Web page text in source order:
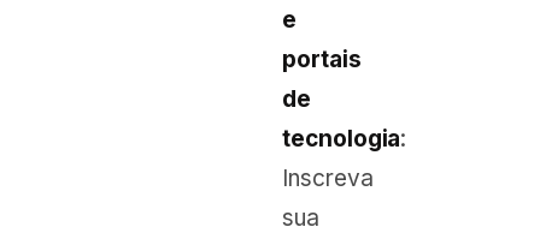
e
portais
de
tecnologia:
Inscreva
sua